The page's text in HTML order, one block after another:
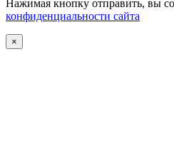
Нажимая кнопку отправить, вы
конфиденциальности сайта
×